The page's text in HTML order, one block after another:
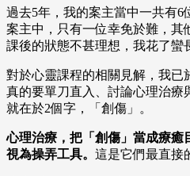
過去5年，我的案主當中一共有6
案主中，只有一位幸免於難，其
課後的狀態不甚理想，我花了蠻
對於心靈課程的相關見解，我已
真的要單刀直入、討論心理治療
就在於2個字，「創傷」。
心理治療，把「創傷」當成療癒
視為操弄工具。 這是它們最直接